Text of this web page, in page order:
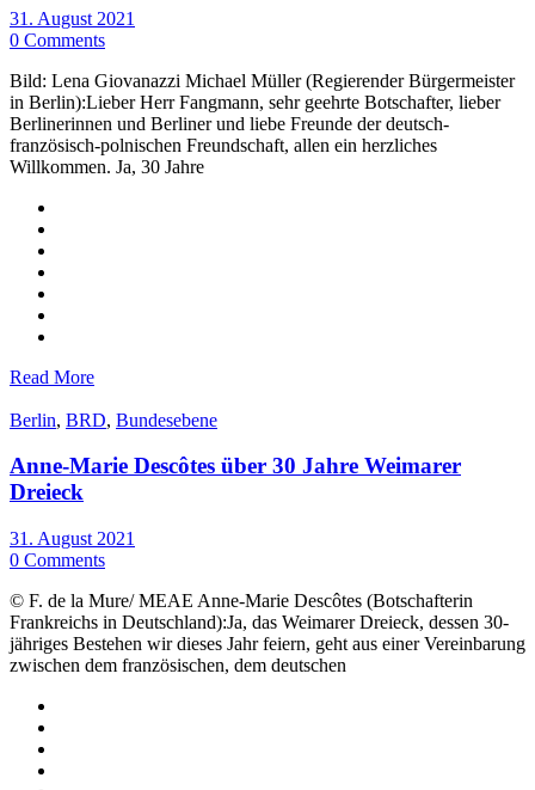
31. August 2021
0 Comments
Bild: Lena Giovanazzi Michael Müller (Regierender Bürgermeister
in Berlin):Lieber Herr Fangmann, sehr geehrte Botschafter, lieber
Berlinerinnen und Berliner und liebe Freunde der deutsch-
französisch-polnischen Freundschaft, allen ein herzliches
Willkommen. Ja, 30 Jahre
Read More
Berlin, BRD, Bundesebene
Anne-Marie Descôtes über 30 Jahre Weimarer
Dreieck
31. August 2021
0 Comments
© F. de la Mure/ MEAE Anne-Marie Descôtes (Botschafterin
Frankreichs in Deutschland):Ja, das Weimarer Dreieck, dessen 30-
jähriges Bestehen wir dieses Jahr feiern, geht aus einer Vereinbarung
zwischen dem französischen, dem deutschen